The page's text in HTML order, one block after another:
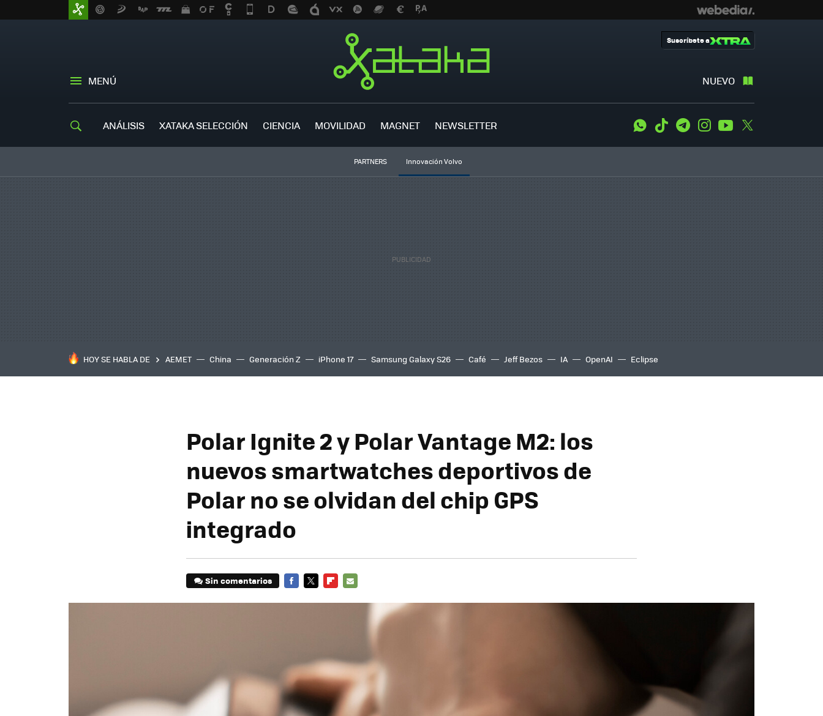
MENÚ NUEVO
Suscríbete a
ANÁLISIS XATAKA SELECCIÓN CIENCIA MOVILIDAD MAGNET NEWSLETTER WhatsApp
Tiktok TelegramInstagramYoutube
PARTNERS Innovación Volvo
HOY SE HABLA DE AEMET China Generación Z iPhone 17 Samsung Galaxy S26 Café Jeff Bezos IA OpenAI Eclipse
Polar Ignite 2 y Polar Vantage M2: los
nuevos smartwatches deportivos de
Polar no se olvidan del chip GPS
integrado
Sin comentarios